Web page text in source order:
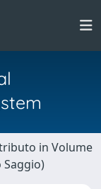
in Volume